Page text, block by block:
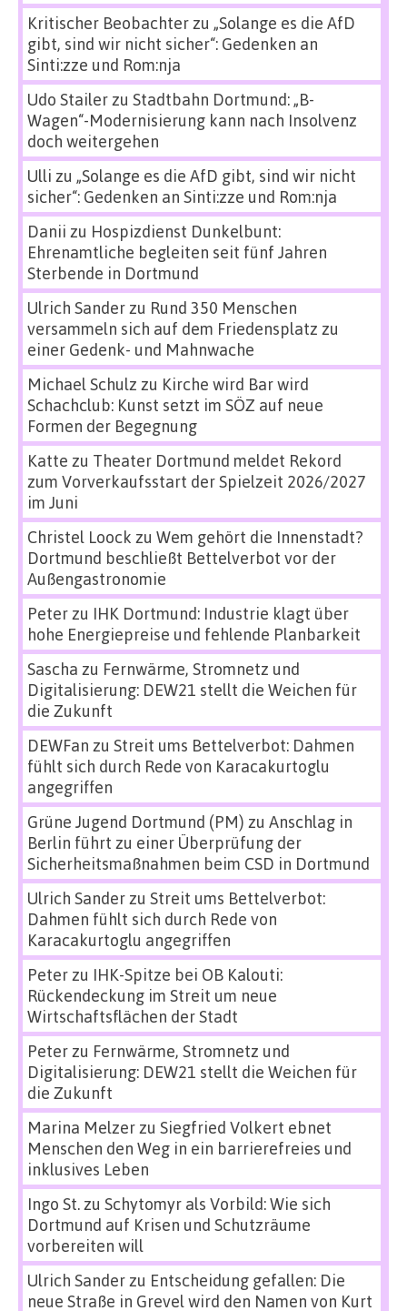
Kritischer Beobachterzu „Solange es die AfD
gibt, sind wir nicht sicher“: Gedenken an
Sinti:zze und Rom:nja
Udo Stailerzu Stadtbahn Dortmund: „B-
Wagen“-Modernisierung kann nach Insolvenz
doch weitergehen
Ulli zu „Solange es die AfD gibt, sind wir nicht
sicher“: Gedenken an Sinti:zze und Rom:nja
Danii zu Hospizdienst Dunkelbunt:
Ehrenamtliche begleiten seit fünf Jahren
Sterbende in Dortmund
Ulrich Sanderzu Rund 350 Menschen
versammeln sich auf dem Friedensplatz zu
einer Gedenk- und Mahnwache
Michael Schulz zu Kirche wird Bar wird
Schachclub: Kunst setzt im SÖZ auf neue
Formen der Begegnung
Katte zu Theater Dortmund meldet Rekord
zum Vorverkaufsstart der Spielzeit 2026/2027
im Juni
Christel Loock zu Wem gehört die Innenstadt?
Dortmund beschließt Bettelverbot vor der
Außengastronomie
Peterzu IHK Dortmund: Industrie klagt über
hohe Energiepreise und fehlende Planbarkeit
Sascha zu Fernwärme, Stromnetz und
Digitalisierung: DEW21 stellt die Weichen für
die Zukunft
DEWFan zu Streit ums Bettelverbot: Dahmen
fühlt sich durch Rede von Karacakurtoglu
angegriffen
Grüne Jugend Dortmund (PM) zu Anschlag in
Berlin führt zu einer Überprüfung der
Sicherheitsmaßnahmen beim CSD in Dortmund
Ulrich Sanderzu Streit ums Bettelverbot:
Dahmen fühlt sich durch Rede von
Karacakurtoglu angegriffen
Peterzu IHK-Spitze bei OB Kalouti:
Rückendeckung im Streit um neue
Wirtschaftsflächen der Stadt
Peterzu Fernwärme, Stromnetz und
Digitalisierung: DEW21 stellt die Weichen für
die Zukunft
Marina Melzerzu Siegfried Volkert ebnet
Menschen den Weg in ein barrierefreies und
inklusives Leben
Ingo St.zu Schytomyr als Vorbild: Wie sich
Dortmund auf Krisen und Schutzräume
vorbereiten will
Ulrich Sanderzu Entscheidung gefallen: Die
neue Straße in Grevel wird den Namen von Kurt